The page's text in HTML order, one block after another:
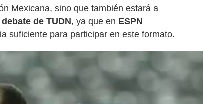
Mexicana, sino que también estará a
de TUDN, ya que en ESPN
suficiente para participar en este formato.